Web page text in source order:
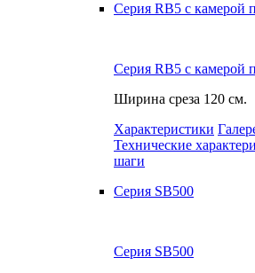
Серия RB5 с камерой
Серия RB5 с камерой
Ширина среза 120 см.
Характеристики
Технические
шаги
Серия SB500
Серия SB500